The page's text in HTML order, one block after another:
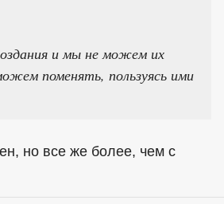
и мы не можем их
поменять, пользуясь ими
но все же более, чем с